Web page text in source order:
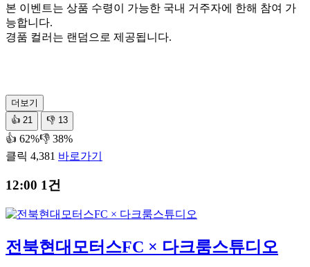
본 이벤트는 상품 수령이 가능한 국내 거주자에 한해 참여 가
능합니다.
경품 컬러는 랜덤으로 제공됩니다.
더보기
👍 21 👎 13
👍 62%👎 38%
클릭 4,381 바로가기
12:00 1건
전북현대모터스FC × 다크룸스튜디오